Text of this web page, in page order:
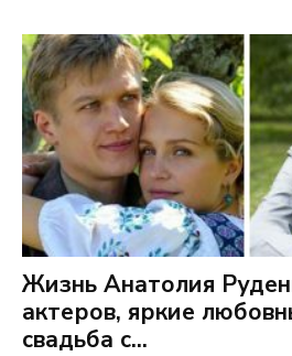
Жизнь Анатолия
актеров, яркие
свадьба с...